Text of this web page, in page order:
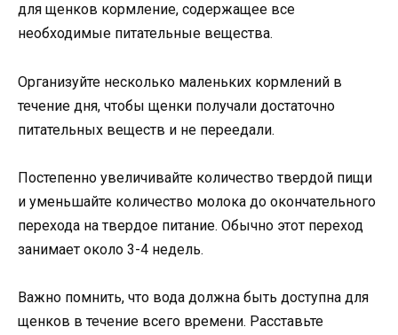
для щенков кормление, содержащее все
необходимые питательные вещества.
Организуйте несколько маленьких кормлений в
течение дня, чтобы щенки получали достаточно
питательных веществ и не переедали.
Постепенно увеличивайте количество твердой пищи
и уменьшайте количество молока до окончательного
перехода на твердое питание. Обычно этот переход
занимает около 3-4 недель.
Важно помнить, что вода должна быть доступна для
щенков в течение всего времени. Расставьте